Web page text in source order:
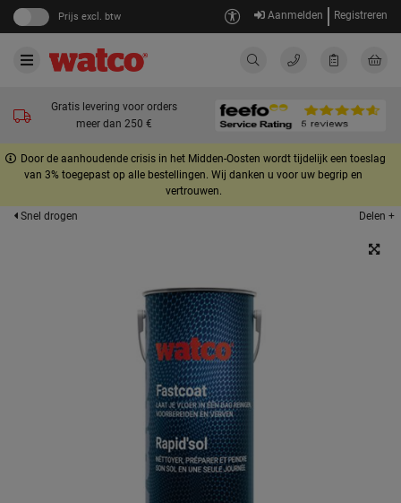
Prijs excl. btw Aanmelden Registreren
Gratis levering voor orders
meer dan 250 €
Door de aanhoudende crisis in het Midden-Oosten wordt tijdelijk een toeslag
van 3% toegepast op alle bestellingen. Wij danken u voor uw begrip en
vertrouwen.
Snel drogen
Delen +